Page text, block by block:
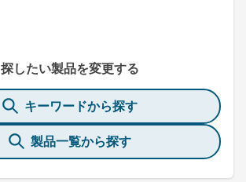
探したい製品を変更する
キーワードから探す
製品一覧から探す